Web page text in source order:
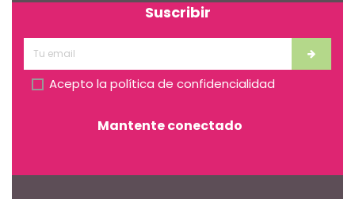
Suscribir
Acepto la política de confidencialidad
Mantente conectado